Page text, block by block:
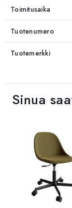
Toimitusaika
Tuotenumero
Tuotemerkki
Sinua